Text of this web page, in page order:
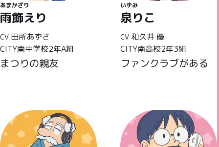
雨飾えり
あまかざり
CV 田所あずさ
CITY南中学校2年A組
まつりの親友
泉りこ
いずみ
CV 和久井 優
CITY南高校2年3組
ファンクラブがある